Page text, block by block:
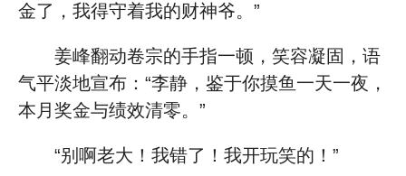
金了，我得守着我的财神爷。”
姜峰翻动卷宗的手指一顿，笑容凝固，语
气平淡地宣布：“李静，鉴于你摸鱼一天一夜，
本月奖金与绩效清零。”
“别啊老大！我错了！我开玩笑的！”